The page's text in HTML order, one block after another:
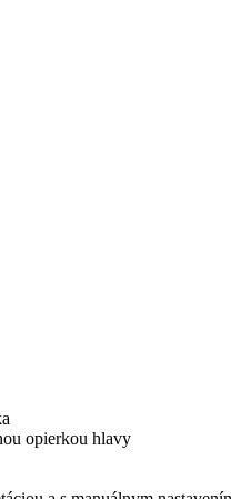
opierkou hlavy